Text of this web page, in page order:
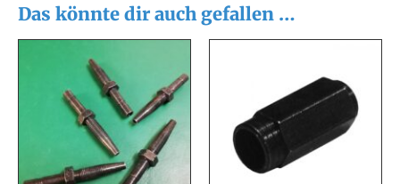
Das könnte dir auch gefallen …